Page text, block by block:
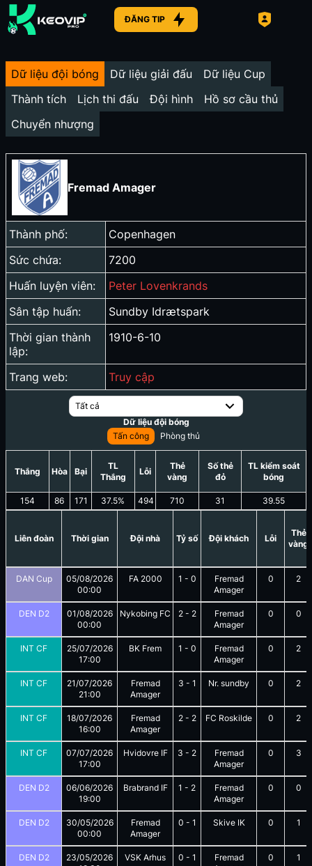
ĐĂNG TIP
Dữ liệu đội bóng Dữ liệu giải đấu
Dữ liệu Cup
Thành tích
Lịch thi đấu Đội hình
Hồ sơ cầu thủ
Chuyển nhượng
Fremad Amager
Thành phố:
Copenhagen
Sức chứa:
7200
Huấn luyện viên:
Peter Lovenkrands
Sân tập huấn:
Sundby Idrætspark
Thời gian thành
lập:
1910-6-10
Trang web: Truy cập
Tất cả
Dữ liệu đội bóng
Tấn công
Phòng thủ
Thắng
154
Hòa
86
Bại
171
TL
Thắng
37.5%
Lỗi
494
Thẻ
vàng
710
Số thẻ
đỏ
31
TL kiểm soát
bóng
39.55
Liên đoàn Thời gian Đội nhà Tỷ số Đội khách Lỗi
Thẻ
vàng
DAN Cup
05/08/2026
00:00
FA 2000 1 - 0
Fremad
Amager
0 2
DEN D2
01/08/2026
00:00
Nykobing FC 2- 2
Fremad
Amager
0 0
INT CF
25/07/2026
17:00
BK Frem 1 - 0
Fremad
Amager
0 2
INT CF
21/07/2026
21:00
Fremad
Amager
3 - 1 Nr. sundby 0 2
INT CF
18/07/2026
16:00
Fremad
Amager
2- 2 FC Roskilde 0 2
INT CF
07/07/2026
17:00
Hvidovre IF 3 - 2
Fremad
Amager
0 3
DEN D2
06/06/2026
19:00
Brabrand IF 1 - 2
Fremad
Amager
0 0
DEN D2
30/05/2026
00:00
Fremad
Amager
0 - 1 Skive IK 0 1
DEN D2
23/05/2026
VSK Arhus 0 - 1
Fremad
0 1